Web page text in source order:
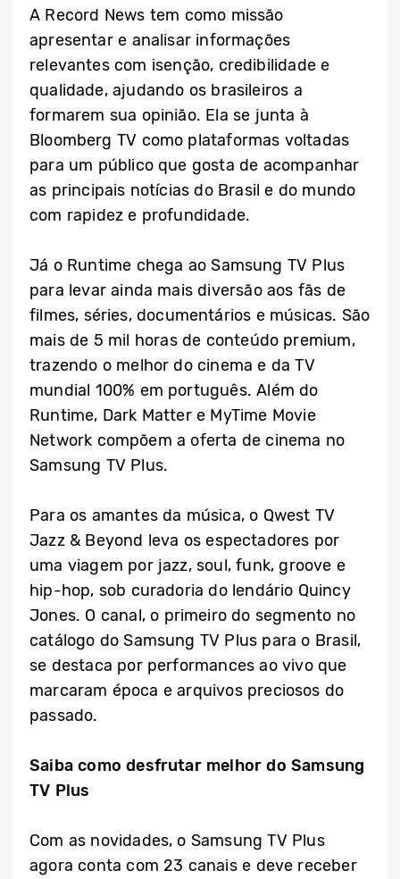
A Record News tem como missão
apresentar e analisar informações
relevantes com isenção, credibilidade e
qualidade, ajudando os brasileiros a
formarem sua opinião. Ela se junta à
Bloomberg TV como plataformas voltadas
para um público que gosta de acompanhar
as principais notícias do Brasil e do mundo
com rapidez e profundidade.
Já o Runtime chega ao Samsung TV Plus
para levar ainda mais diversão aos fãs de
filmes, séries, documentários e músicas. São
mais de 5 mil horas de conteúdo premium,
trazendo o melhor do cinema e da TV
mundial 100% em português. Além do
Runtime, Dark Matter e MyTime Movie
Network compõem a oferta de cinema no
Samsung TV Plus.
Para os amantes da música, o Qwest TV
Jazz & Beyond leva os espectadores por
uma viagem por jazz, soul, funk, groove e
hip-hop, sob curadoria do lendário Quincy
Jones. O canal, o primeiro do segmento no
catálogo do Samsung TV Plus para o Brasil,
se destaca por performances ao vivo que
marcaram época e arquivos preciosos do
passado.
Saiba como desfrutar melhor do Samsung
TV Plus
Com as novidades, o Samsung TV Plus
agora conta com 23 canais e deve receber